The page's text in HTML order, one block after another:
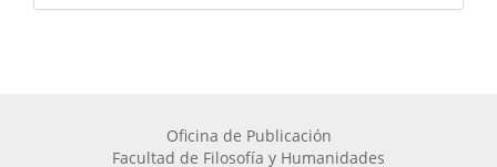
Oficina de Publicación
Facultad de Filosofía y Humanidades